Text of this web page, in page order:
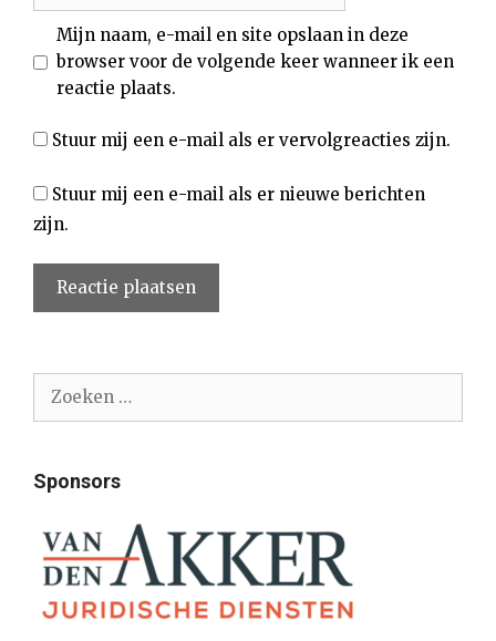
Mijn naam, e-mail en site opslaan in deze
browser voor de volgende keer wanneer ik een
reactie plaats.
Stuur mij een e-mail als er vervolgreacties zijn.
Stuur mij een e-mail als er nieuwe berichten
zijn.
naar:
Sponsors